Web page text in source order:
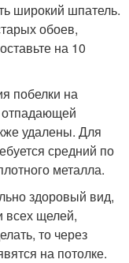
широкий шпатель.
обоев,
на 10
побелки на
отпадающей
удалены. Для
средний по
металла.
здоровый вид,
всех щелей,
то через
на потолке.